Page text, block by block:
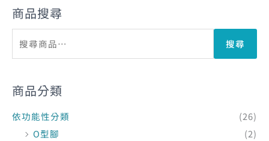
商品搜尋
搜尋
商品分類
依功能性分類
(26)
O型腳
(2)